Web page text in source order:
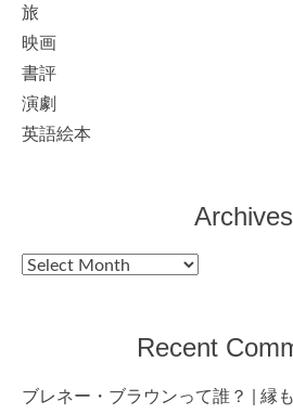
旅
映画
書評
演劇
英語絵本
Archives
Archives
Recent
ブレネー・ブラウンって誰？ | 縁